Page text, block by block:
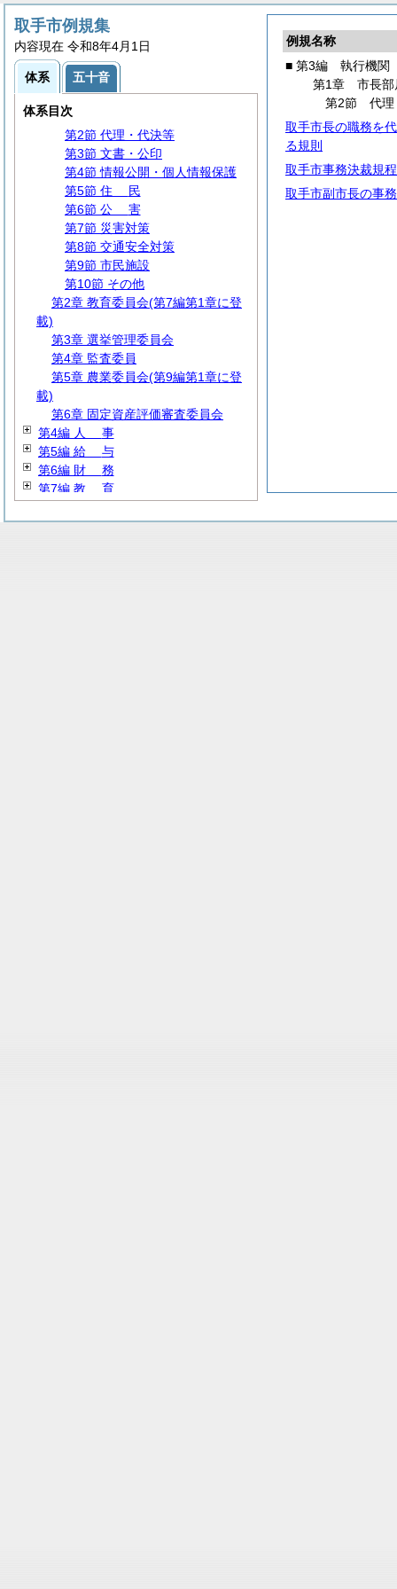
例規名称
■ 第3編 執行機関
第1章 市長部
第2節 代理
取手市長の職務を
る規則
取手市事務決裁規程
取手市副市長の事
取手市例規集
内容現在 令和8年4月1日
体系 五十音
体系目次
第1編総規
第2編議会
第3編 執行機関
第1章 市長部局
第1節 事務分掌
第2節 代理・代決等
第3節 文書・公印
第4節 情報公開・個人情報保護
第5節 住
民
第6節 公 害
第7節 災害対策
第8節 交通安全対策
第9節 市民施設
第10節 その他
第2章 教育委員会(第7編第1章に登
載)
第3章 選挙管理委員会
第4章 監査委員
第5章 農業委員会(第9編第1章に登
載)
第6章 固定資産評価審査委員会
第4編 人 事
第5編 給 与
第6編 財 務
第7編 教 育
第9編 産業経済